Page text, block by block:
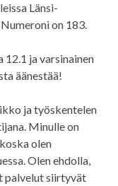
Länsi-
on 183.
ja varsinainen
äänestää!
ja työskentelen
Minulle on
olen
Olen ehdolla,
palvelut siirtyvät